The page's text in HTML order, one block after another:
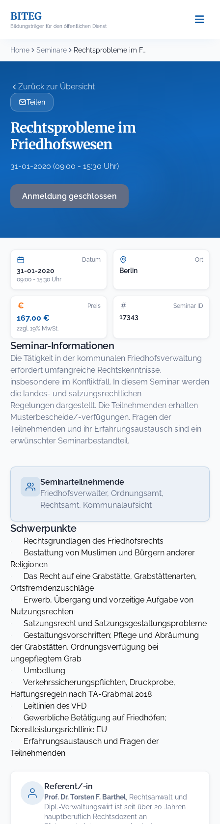
content
BITEG
Bildungsträger für den öffentlichen Dienst
Home Seminare Rechtsprobleme im Friedhofswesen
Zurück zur Übersicht
Teilen
Rechtsprobleme im
Friedhofswesen
31-01-2020 (09:00 - 15:30 Uhr)
Anmeldung geschlossen
Datum
31-01-2020
09:00 - 15:30 Uhr
Ort
Berlin
€ Preis
167.00 €
zzgl. 19% MwSt.
# Seminar ID
17343
Seminar-Informationen
Die Tätigkeit in der kommunalen Friedhofsverwaltung
erfordert umfangreiche Rechtskenntnisse,
insbesondere im Konfliktfall. In diesem Seminar werden
die landes- und satzungsrechtlichen
Regelungen dargestellt. Die Teilnehmenden erhalten
Musterbescheide/-verfügungen. Fragen der
Teilnehmenden und ihr Erfahrungsaustausch sind ein
erwünschter Seminarbestandteil.
Seminarteilnehmende
Friedhofsverwalter, Ordnungsamt,
Rechtsamt, Kommunalaufsicht
Schwerpunkte
· Rechtsgrundlagen des Friedhofsrechts
· Bestattung von Muslimen und Bürgern anderer
Religionen
· Das Recht auf eine Grabstätte, Grabstättenarten,
Ortsfremdenzuschläge
· Erwerb, Übergang und vorzeitige Aufgabe von
Nutzungsrechten
· Satzungsrecht und Satzungsgestaltungsprobleme
· Gestaltungsvorschriften; Pflege und Abräumung
der Grabstätten, Ordnungsverfügung bei
ungepflegtem Grab
· Umbettung
· Verkehrssicherungspflichten, Druckprobe,
Haftungsregeln nach TA-Grabmal 2018
· Leitlinien des VFD
· Gewerbliche Betätigung auf Friedhöfen;
Dienstleistungsrichtlinie EU
· Erfahrungsaustausch und Fragen der
Teilnehmenden
Referent/-in
Prof. Dr. Torsten F. Barthel, Rechtsanwalt und
Dipl.-Verwaltungswirt ist seit über 20 Jahren
hauptberuflich Rechtsdozent an